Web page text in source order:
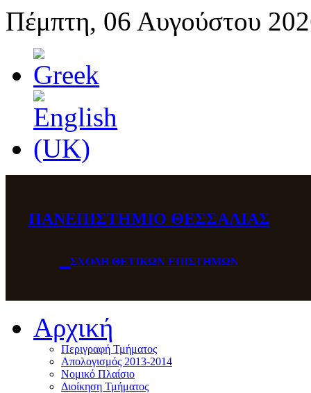
Πέμπτη, 06 Αυγούστου
ΠΑΝΕΠΙΣΤΗΜΙΟ ΘΕΣΣΑΛΙΑΣ
ΣΧΟΛΗ ΘΕΤΙΚΩΝ ΕΠΙΣΤΗΜΩΝ
Αρχική
Περιγραφή Τμήματος
Απολογισμός 2013-2014
Νομικό Πλαίσιο
Διοίκηση Τμήματος